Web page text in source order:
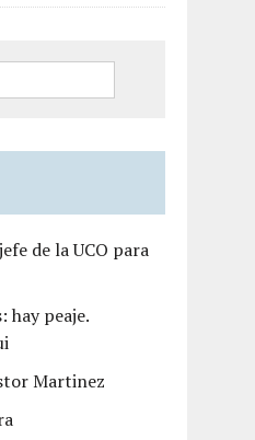
de la UCO para
hay peaje.
Martinez